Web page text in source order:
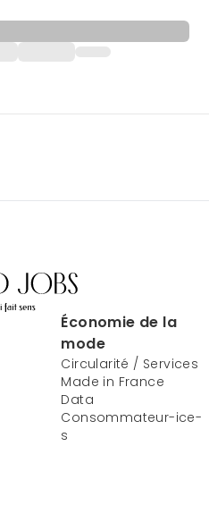
Économie de la
mode
Circularité / Services
Made in France
Data
Consommateur-ice-
s